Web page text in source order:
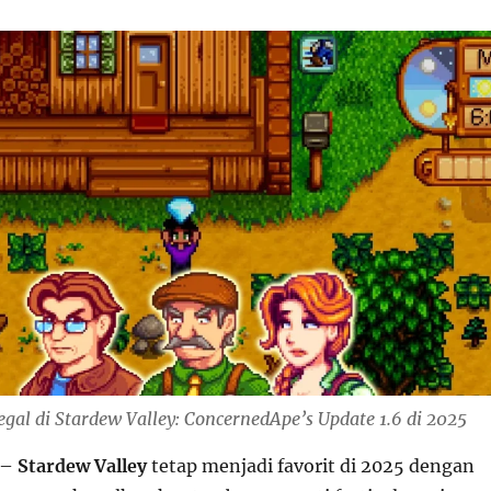
di Stardew Valley: ConcernedApe’s Update 1.6 di 2025
– Stardew Valleytetap menjadi favorit di 2025 dengan